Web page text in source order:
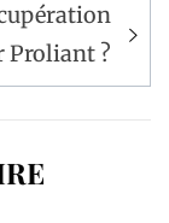
Proliant ?